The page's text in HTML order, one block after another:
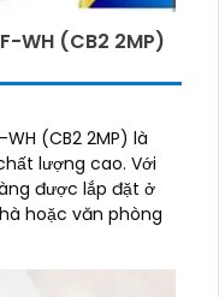
WH (CB2 2MP)
(CB2 2MP) là
lượng cao. Với
được lắp đặt ở
hoặc văn phòng